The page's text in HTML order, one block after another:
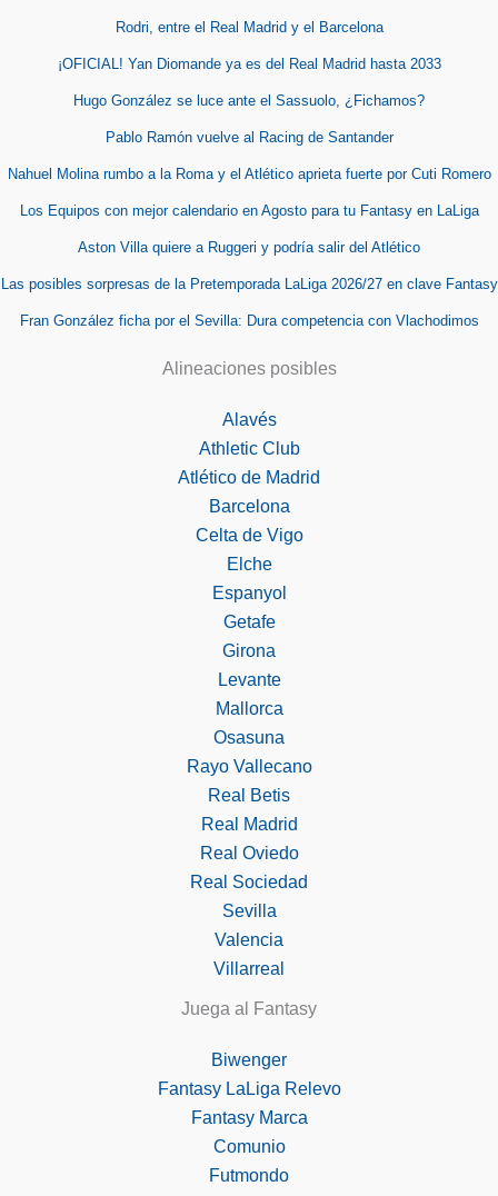
Rodri, entre el Real Madrid y el Barcelona
¡OFICIAL! Yan Diomande ya es del Real Madrid hasta 2033
Hugo González se luce ante el Sassuolo, ¿Fichamos?
Pablo Ramón vuelve al Racing de Santander
Nahuel Molina rumbo a la Roma y el Atlético aprieta fuerte por Cuti Romero
Los Equipos con mejor calendario en Agosto para tu Fantasy en LaLiga
Aston Villa quiere a Ruggeri y podría salir del Atlético
Las posibles sorpresas de la Pretemporada LaLiga 2026/27 en clave Fantasy
Fran González ficha por el Sevilla: Dura competencia con Vlachodimos
Alineaciones posibles
Alavés
Athletic Club
Atlético de Madrid
Barcelona
Celta de Vigo
Elche
Espanyol
Getafe
Girona
Levante
Mallorca
Osasuna
Rayo Vallecano
Real Betis
Real Madrid
Real Oviedo
Real Sociedad
Sevilla
Valencia
Villarreal
Juega al Fantasy
Biwenger
Fantasy LaLiga Relevo
Fantasy Marca
Comunio
Futmondo